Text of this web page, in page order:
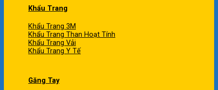
Khẩu Trang
Khẩu Trang 3M
Khẩu Trang Than Hoạt Tính
Khẩu Trang Vải
Khẩu Trang Y Tế
Găng Tay